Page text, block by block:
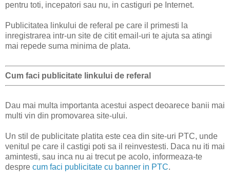
pentru toti, incepatori sau nu, in castiguri pe Internet.
Publicitatea linkului de referal pe care il primesti la
inregistrarea intr-un site de citit email-uri te ajuta sa atingi
mai repede suma minima de plata.
Cum faci publicitate linkului de referal
Dau mai multa importanta acestui aspect deoarece banii mai
multi vin din promovarea site-ului.
Un stil de publicitate platita este cea din site-uri PTC, unde
venitul pe care il castigi poti sa il reinvestesti. Daca nu iti mai
amintesti, sau inca nu ai trecut pe acolo, informeaza-te
despre cum faci publicitate cu banner in PTC.